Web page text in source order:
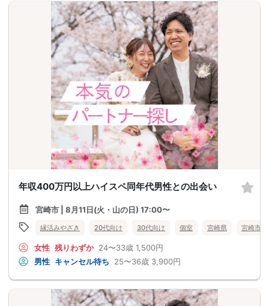
年収400万円以上ハイスペ同年代男性との出会い
宮崎市 | 8月11日(火・山の日) 17:00〜
縁活みやざき 20代向け 30代向け 個室 宮崎県 宮崎市
女性 残りわずか 24〜33歳 1,500円
男性 キャンセル待ち 25〜36歳 3,900円